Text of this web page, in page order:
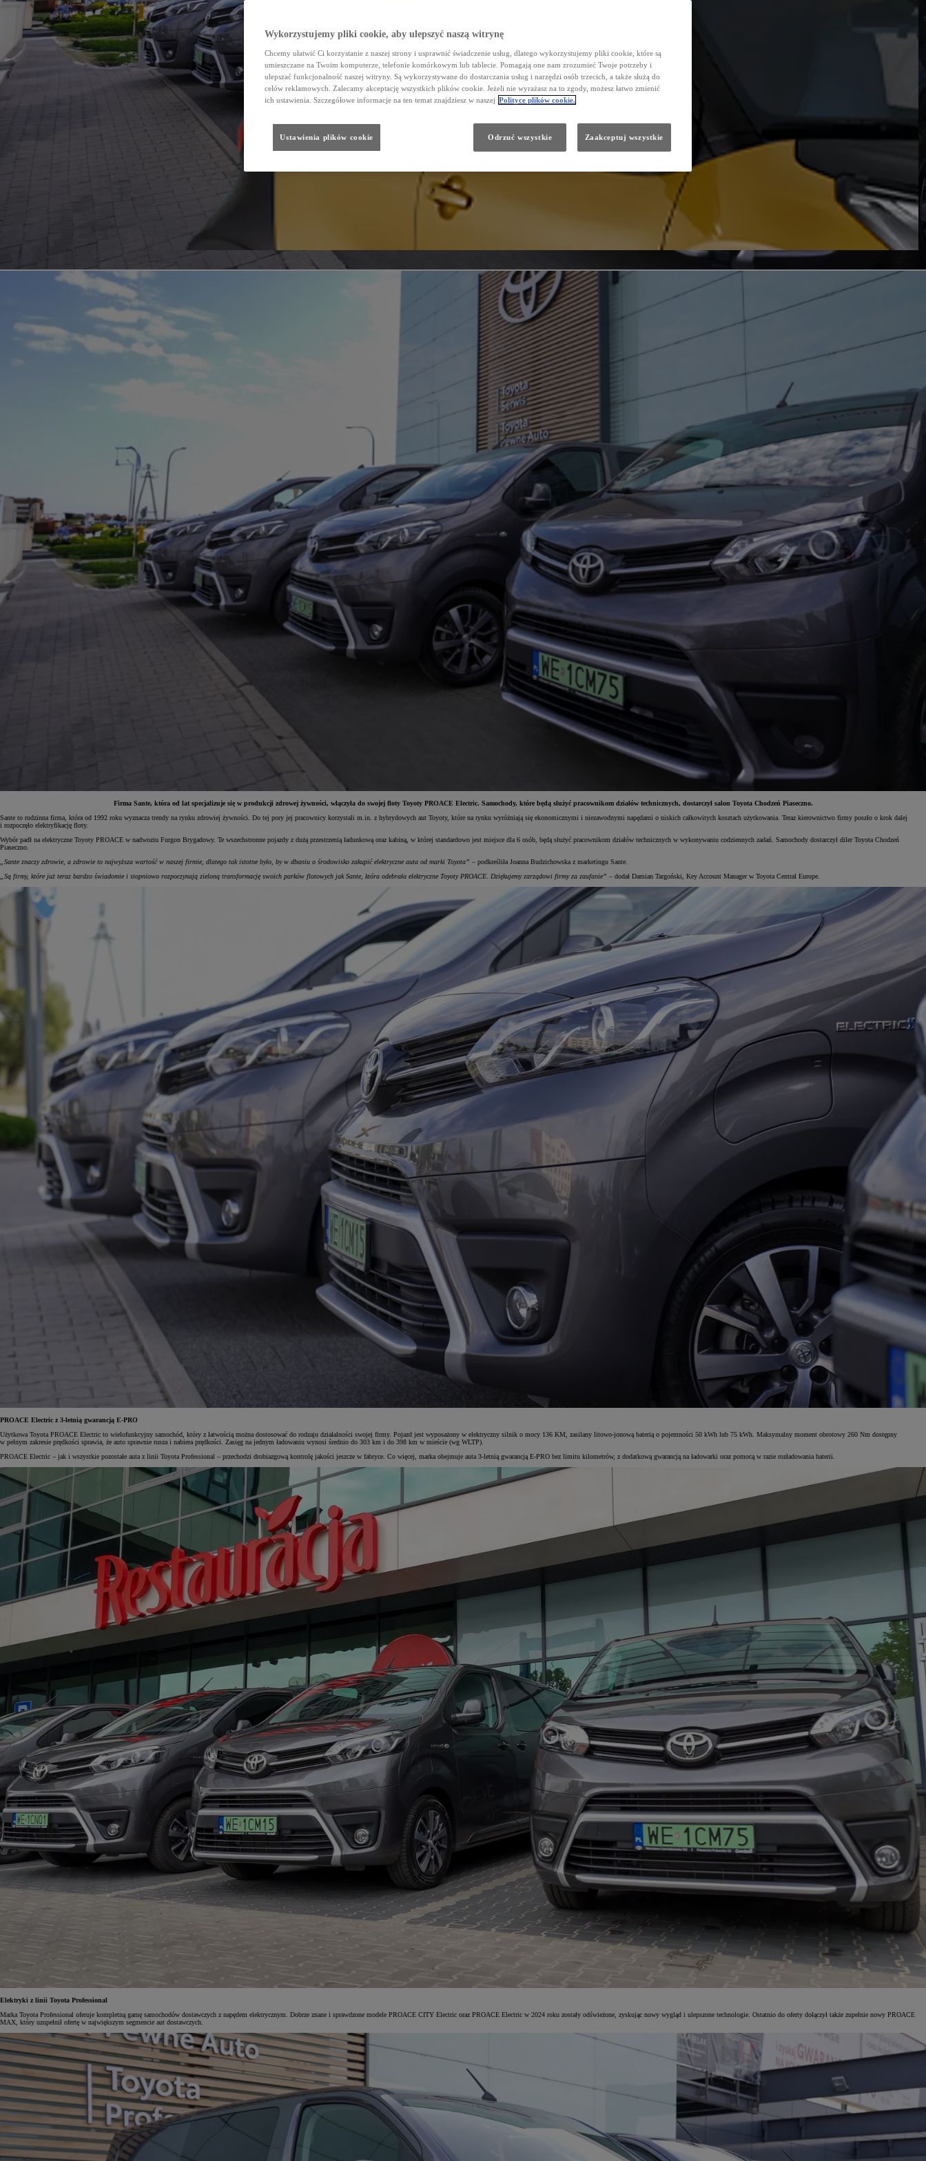
Yaris Cross
HYBRID
Od
105 300 zł
Corolla Hatchback
Firma Sante, która od lat specjalizuje się w produkcji zdrowej żywności, włączyła do swojej floty Toyoty PROACE Electric. Samochody, które będą służyć pracownikom działów technicznych, dostarczył salon Toyota Chodzeń Piaseczno.
Sante to rodzinna firma, która od 1992 roku wyznacza trendy na rynku zdrowiej żywności. Do tej pory jej pracownicy korzystali m.in. z hybrydowych aut Toyoty, które na rynku wyróżniają się ekonomicznymi i niezawodnymi napędami o niskich całkowitych kosztach użytkowania. Teraz kierownictwo firmy poszło o krok dalej
i rozpoczęło elektryfikację floty.
Wybór padł na elektryczne Toyoty PROACE w nadwoziu Furgon Brygadowy. Te wszechstronne pojazdy z dużą przestrzenią ładunkową oraz kabiną, w której standardowo jest miejsce dla 6 osób, będą służyć pracownikom działów technicznych w wykonywaniu codziennych zadań. Samochody dostarczył diler Toyota Chodzeń
Piaseczno.
„Sante znaczy zdrowie, a zdrowie to najwyższa wartość w naszej firmie, dlatego tak istotne było, by w dbaniu o środowisko zakupić elektryczne auta od marki Toyota” – podkreśliła Joanna Budzichowska z marketingu Sante.
„Są firmy, które już teraz bardzo świadomie i stopniowo rozpoczynają zieloną transformację swoich parków flotowych jak Sante, która odebrała elektryczne Toyoty PROACE. Dziękujemy zarządowi firmy za zaufanie” – dodał Damian Targoński, Key Account Manager w Toyota Central Europe.
PROACE Electric z 3-letnią gwarancją E-PRO
Użytkowa Toyota PROACE Electric to wielofunkcyjny samochód, który z łatwością można dostosować do rodzaju działalności swojej firmy. Pojazd jest wyposażony w elektryczny silnik o mocy 136 KM, zasilany litowo-jonową baterią o pojemności 50 kWh lub 75 kWh. Maksymalny moment obrotowy 260 Nm dostępny
w pełnym zakresie prędkości sprawia, że auto sprawnie rusza i nabiera prędkości. Zasięg na jednym ładowaniu wynosi średnio do 303 km i do 398 km w mieście (wg WLTP).
PROACE Electric – jak i wszystkie pozostałe auta z linii Toyota Professional – przechodzi drobiazgową kontrolę jakości jeszcze w fabryce. Co więcej, marka obejmuje auta 3-letnią gwarancją E-PRO bez limitu kilometrów, z dodatkową gwarancją na ładowarki oraz pomocą w razie rozładowania baterii.
Elektryki z linii Toyota Professional
Marka Toyota Professional oferuje kompletną gamę samochodów dostawczych z napędem elektrycznym. Dobrze znane i sprawdzone modele PROACE CITY Electric oraz PROACE Electric w 2024 roku zostały odświeżone, zyskując nowy wygląd i ulepszone technologie. Ostatnio do oferty dołączył także zupełnie nowy PROACE
MAX, który uzupełnił ofertę w największym segmencie aut dostawczych.
Wykorzystujemy pliki cookie, aby ulepszyć naszą witrynę
Chcemy ułatwić Ci korzystanie z naszej strony i usprawnić świadczenie usług, dlatego wykorzystujemy pliki cookie, które są
umieszczane na Twoim komputerze, telefonie komórkowym lub tablecie. Pomagają one nam zrozumieć Twoje potrzeby i
ulepszać funkcjonalność naszej witryny. Są wykorzystywane do dostarczania usług i narzędzi osób trzecich, a także służą do
celów reklamowych. Zalecamy akceptację wszystkich plików cookie. Jeżeli nie wyrażasz na to zgody, możesz łatwo zmienić
ich ustawienia. Szczegółowe informacje na ten temat znajdziesz w naszej Polityce plików cookie.
Odrzuć wszystkie Zaakceptuj wszystkie
Ustawienia plików cookie